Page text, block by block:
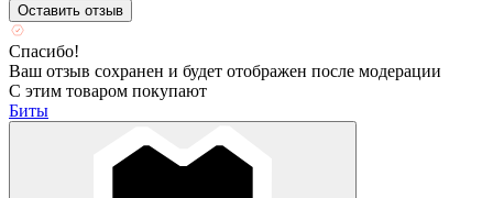
Оставить отзыв
Спасибо!
Ваш отзыв сохранен и будет отображен после модерации
С этим товаром покупают
Биты